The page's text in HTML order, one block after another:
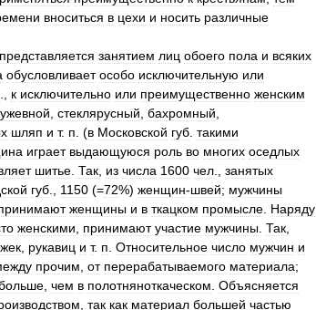
вноситься в цехи и носить различные
представляется занятием лиц обоего пола и всяких
обусловливает особо исключительную или
к исключительно или преимущественно женским
стеклярусный бахромный
шляп и т. п . (в Московской губ такими
играет выдающуюся роль во многих оседлых
шитье Так из числа 1600 чел
занятых
губ 1150 (=72%) женщин-швей; мужчины
женщины и в ткацком промысле Наряду
женскими принимают участие мужчины Так
рукавиц и т. п Относительное число мужчин и
прочим от перерабатываемого материала;
чем в полотняноткаческом Объясняется
так как материал большей частью